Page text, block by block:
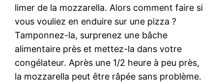
limer de la mozzarella. Alors comment faire si
vous vouliez en enduire sur une pizza ?
Tamponnez-la, surprenez une bâche
alimentaire près et mettez-la dans votre
congélateur. Après une 1/2 heure à peu près,
la mozzarella peut être râpée sans problème.